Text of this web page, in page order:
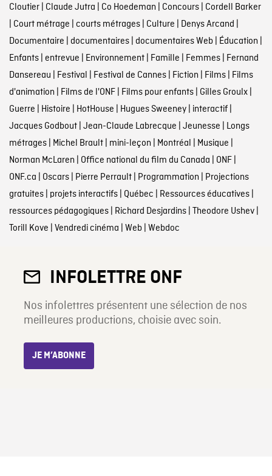
Cloutier| Claude Jutra Co Hoedeman Concours| Cordell Barker
Court métrage courts métrages| Culture Denys Arcand
Documentaire documentaires| documentaires Web Éducation
Enfants| entrevue Environnement| Famille Femmes| Fernand
Dansereau Festival Festival de Cannes| Fiction Films| Films
d'animation Films de l'ONF| Films pour enfants| Gilles Groulx|
Guerre Histoire HotHouse Hugues Sweeney| interactif|
Jacques Godbout| Jean-Claude Labrecque Jeunesse Longs
métrages| Michel Brault| mini-leçon Montréal Musique
Norman McLaren Office national du film du Canada ONF|
ONF.ca Oscars| Pierre Perrault| Programmation Projections
gratuites| projets interactifs| Québec Ressources éducatives|
ressources pédagogiques| Richard Desjardins| Theodore Ushev|
Torill Kove Vendredi cinéma Web Webdoc
INFOLETTRE ONF
Nos infolettres présentent une sélection de nos
meilleures productions, choisie avec soin.
JE M’ABONNE